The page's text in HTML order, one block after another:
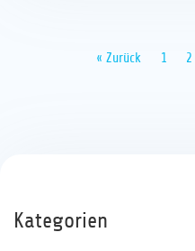
« Zurück 1 2
Kategorien